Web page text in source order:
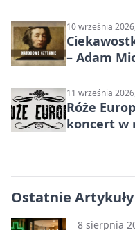
10 września
– Adam
11 września
Róże
koncert w
Ostatnie Artykuły
8 sierpnia